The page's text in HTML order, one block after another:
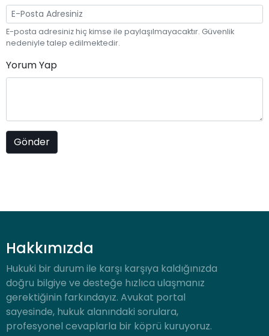
E-posta adresiniz hiç kimse ile paylaşılmayacaktır. Güvenlik
nedeniyle talep edilmektedir.
Yorum Yap
Hakkımızda
Hukuki bir durum ile karşı karşıya kaldığınızda
doğru bilgiye ve desteğe hızlıca ulaşmanız
gerektiğinin farkındayız. Avukat portal
sayesinde, hukuk alanındaki sorulara,
profesyonel cevaplarla bir köprü kuruyoruz.